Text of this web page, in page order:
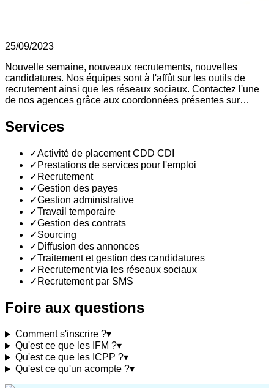
25/09/2023
Nouvelle semaine, nouveaux recrutements, nouvelles
candidatures. Nos équipes sont à l'affût sur les outils de
recrutement ainsi que les réseaux sociaux. Contactez l'une
de nos agences grâce aux coordonnées présentes sur…
Services
✓Activité de placement CDD CDI
✓ Prestations de services pour l'emploi
✓ Recrutement
✓Gestion des payes
✓Gestion administrative
✓Travail temporaire
✓Gestion des contrats
✓Sourcing
✓ Diffusion des annonces
✓Traitement et gestion des candidatures
✓ Recrutement via les réseaux sociaux
✓ Recrutement par SMS
Foire aux questions
Comment s'inscrire ?▾
Qu'est ce que les IFM ?▾
Qu'est ce que les ICPP ?▾
Qu'est ce qu'un acompte ?▾